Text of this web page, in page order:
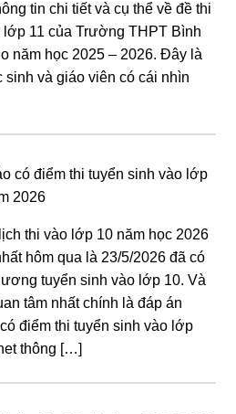
tin chi tiết và cụ thể về đề thi
lớp 11 của Trường THPT Bình
năm học 2025 – 2026. Đây là
và giáo viên có cái nhìn
có điểm thi tuyển sinh vào lớp
2026
thi vào lớp 10 năm học 2026
hôm qua là 23/5/2026 đã có
tuyển sinh vào lớp 10. Và
tâm nhất chính là đáp án
điểm thi tuyển sinh vào lớp
thông […]